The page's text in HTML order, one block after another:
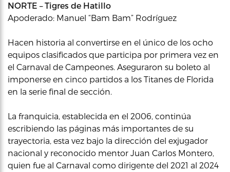
NORTE – Tigres de Hatillo
Apoderado: Manuel “Bam Bam” Rodríguez
Hacen historia al convertirse en el único de los ocho
equipos clasificados que participa por primera vez en
el Carnaval de Campeones. Aseguraron su boleto al
imponerse en cinco partidos a los Titanes de Florida
en la serie final de sección.
La franquicia, establecida en el 2006, continúa
escribiendo las páginas más importantes de su
trayectoria, esta vez bajo la dirección del exjugador
nacional y reconocido mentor Juan Carlos Montero,
quien fue al Carnaval como dirigente del 2021 al 2024